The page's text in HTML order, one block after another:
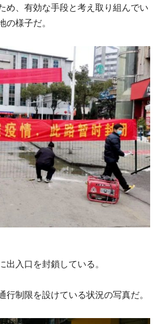
め、有効な手段と考え取り組んでい
の様子だ。
出入口を封鎖している。
行制限を設けている状況の写真だ。